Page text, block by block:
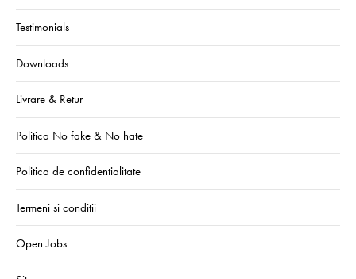
Testimonials
Downloads
Livrare & Retur
Politica No fake & No hate
Politica de confidentialitate
Termeni si conditii
Open Jobs